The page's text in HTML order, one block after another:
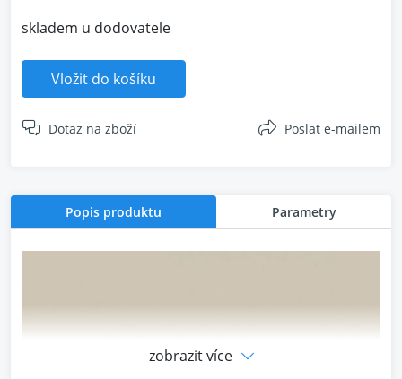
skladem u dodovatele
Vložit do košíku
Dotaz na zboží Poslat e-mailem
Popis produktu Parametry
zobrazit více